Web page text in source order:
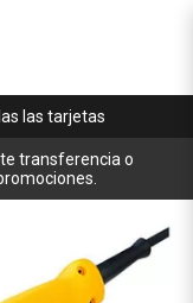
las tarjetas
transferencia o